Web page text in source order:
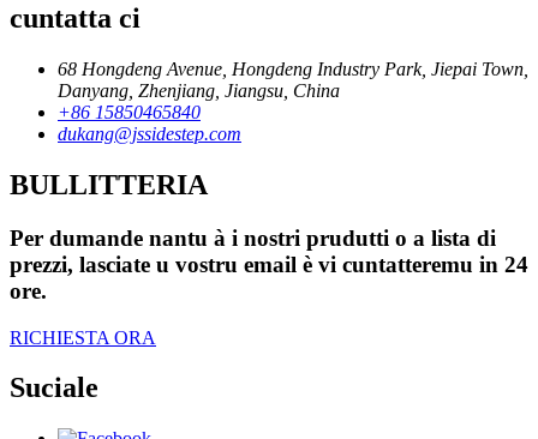
cuntatta ci
68 Hongdeng Avenue, Hongdeng Industry Park, Jiepai Town,
Danyang, Zhenjiang, Jiangsu, China
+86 15850465840
dukang@jssidestep.com
BULLITTERIA
Per dumande nantu à i nostri prudutti o a lista di
prezzi, lasciate u vostru email è vi cuntatteremu in 24
ore.
RICHIESTA ORA
Suciale